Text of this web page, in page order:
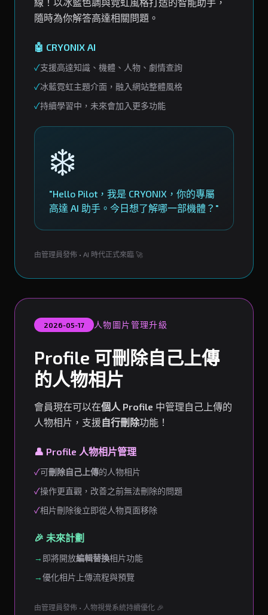
隨時為你解答高達相關問題。
🤖 CRYONIX AI
✓支援高達知識、機體、人物、劇情查詢
✓冰藍霓虹主題介面，融入網站整體風格
✓持續學習中，未來會加入更多功能
❄️
"Hello Pilot，我是 CRYONIX，你的專屬
高達 AI 助手。今日想了解哪一部機體？"
由管理員發佈 • AI 時代正式來臨 🚀
2026-05-17 人物圖片管理升級
Profile 可刪除自己上傳
的人物相片
會員現在可以在個人 Profile 中管理自己上傳的
人物相片，支援自行刪除功能！
👤 Profile 人物相片管理
✓可刪除自己上傳的人物相片
✓操作更直觀，改善之前無法刪除的問題
✓相片刪除後立即從人物頁面移除
🎉 未來計劃
→ 即將開放編輯替換相片功能
→優化相片上傳流程與預覽
由管理員發佈 • 人物視覺系統持續優化 🎉